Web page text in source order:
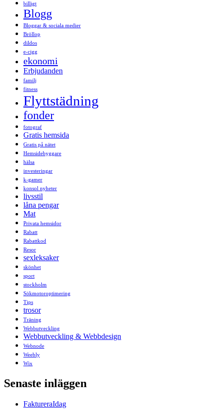
billigt
Blogg
Bloggar & sociala medier
Bröllop
dildos
e-cigg
ekonomi
Erbjudanden
familj
fitness
Flyttstädning
fonder
fotograf
Gratis hemsida
Gratis på nätet
Hemsidebyggare
hälsa
investeringar
k-gamer
konsol nyheter
livsstil
låna pengar
Mat
Privata hemsidor
Rabatt
Rabattkod
Resor
sexleksaker
skönhet
sport
stockholm
Sökmotoroptimering
Tips
trosor
Träning
Webbutveckling
Webbutveckling & Webbdesign
Webnode
Weebly
Wix
Senaste inläggen
FaktureraIdag